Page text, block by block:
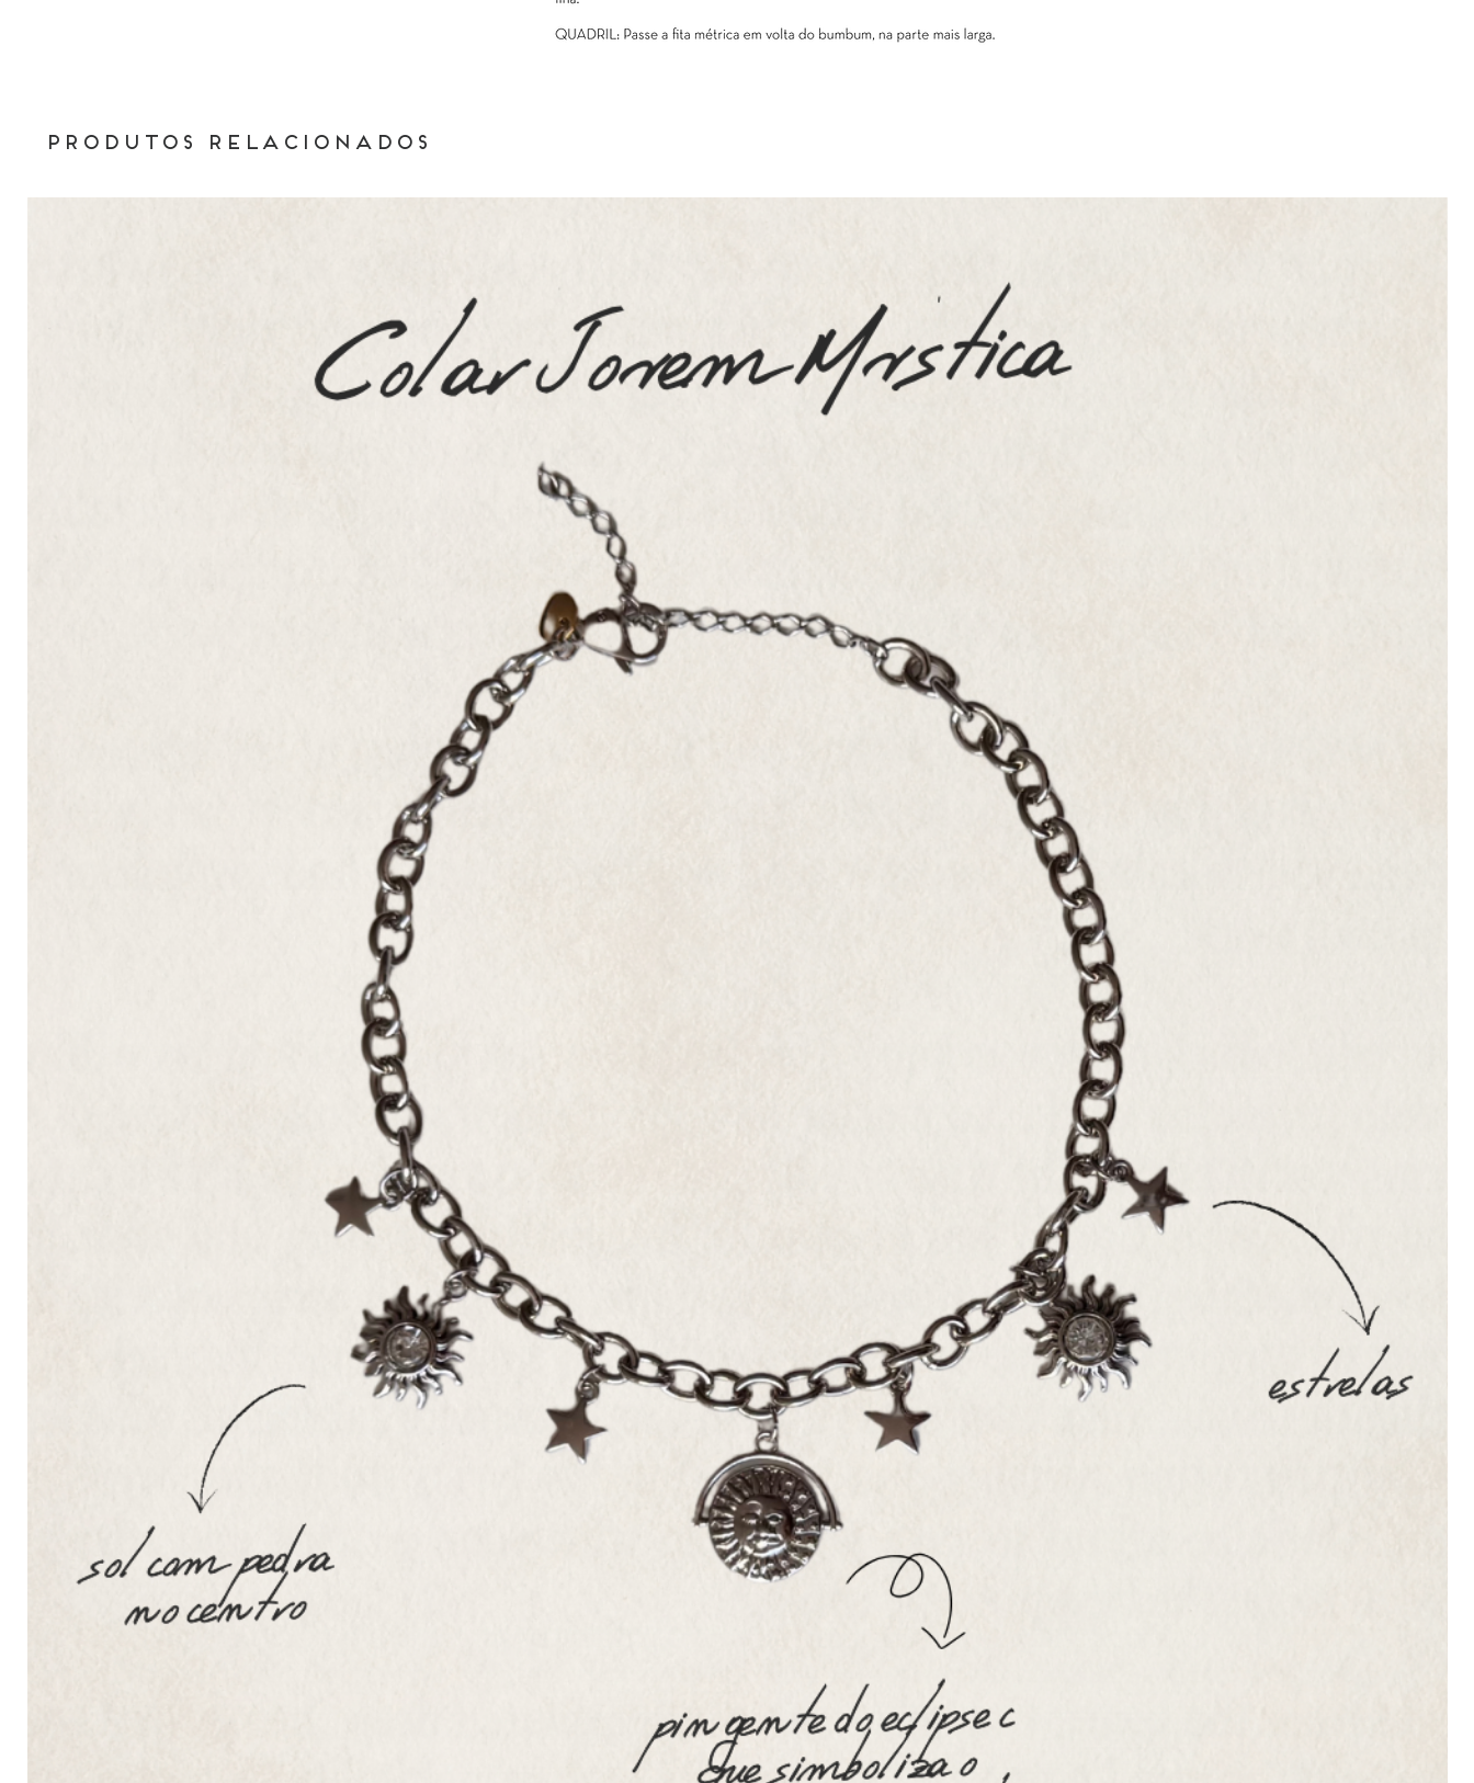
Produtos relacionados